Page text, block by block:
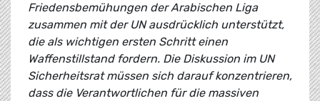
Friedensbemühungen der Arabischen Liga
zusammen mit der UN ausdrücklich unterstützt,
die als wichtigen ersten Schritt einen
Waffenstillstand fordern. Die Diskussion im UN
Sicherheitsrat müssen sich darauf konzentrieren,
dass die Verantwortlichen für die massiven